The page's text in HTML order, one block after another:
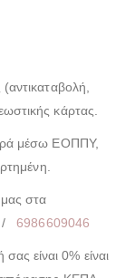
κάρτας.
μέσω ΕΟΠΠΥ,
στα
6986609046
είναι 0% είναι